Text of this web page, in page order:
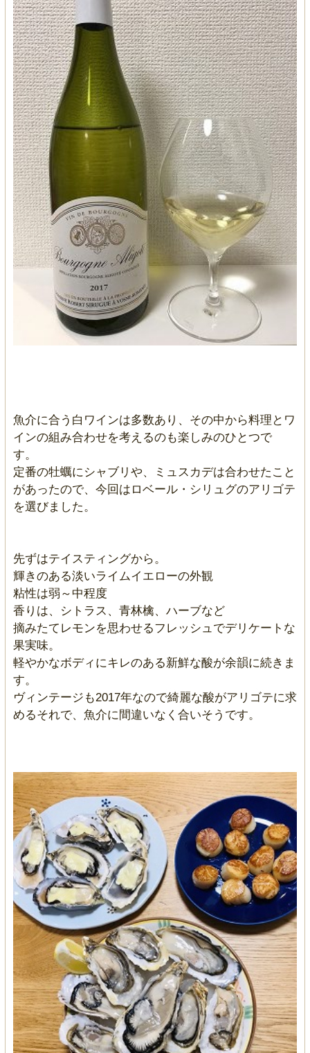
魚介に合う白ワインは多数あり、その中から料理とワ
インの組み合わせを考えるのも楽しみのひとつで
す。
定番の牡蠣にシャブリや、ミュスカデは合わせたこと
があったので、今回はロベール・シリュグのアリゴテ
を選びました。
先ずはテイスティングから。
輝きのある淡いライムイエローの外観
粘性は弱～中程度
香りは、シトラス、青林檎、ハーブなど
摘みたてレモンを思わせるフレッシュでデリケートな
果実味。
軽やかなボディにキレのある新鮮な酸が余韻に続きま
す。
ヴィンテージも2017年なので綺麗な酸がアリゴテに求
めるそれで、魚介に間違いなく合いそうです。